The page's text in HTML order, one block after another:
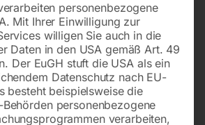
personenbezogene
Mit Ihrer Einwilligung zur
willigen Sie auch in die
Daten in den USA gemäß Art. 49
Der EuGH stuft die USA als ein
Datenschutz nach EU-
besteht beispielsweise die
personenbezogene
verarbeiten,